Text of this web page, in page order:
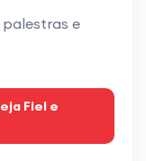
palestras e
Fiel e